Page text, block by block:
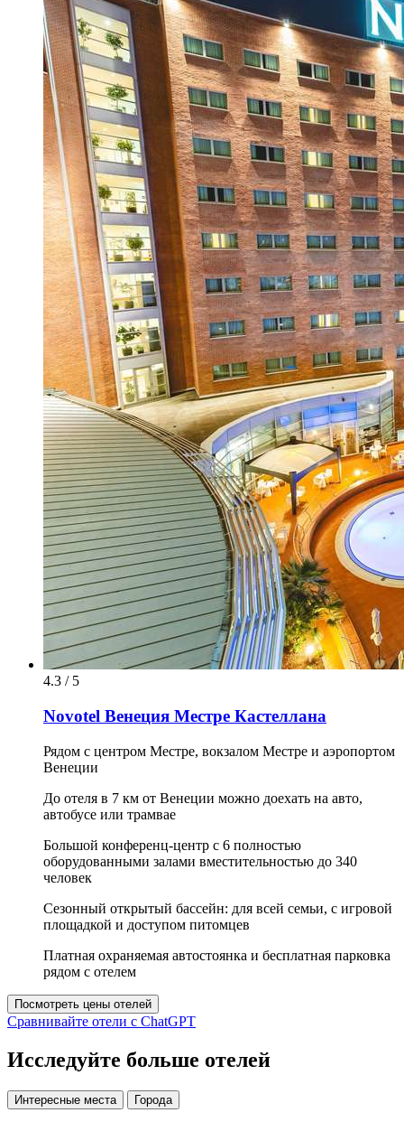
4.3 / 5
Novotel Венеция Местре Кастеллана
Рядом с центром Местре, вокзалом Местре и аэропортом
Венеции
До отеля в 7 км от Венеции можно доехать на авто,
автобусе или трамвае
Большой конференц-центр с 6 полностью
оборудованными залами вместительностью до 340
человек
Сезонный открытый бассейн: для всей семьи, с игровой
площадкой и доступом питомцев
Платная охраняемая автостоянка и бесплатная парковка
рядом с отелем
Посмотреть цены отелей
Сравнивайте отели с ChatGPT
Исследуйте больше отелей
Интересные места Города